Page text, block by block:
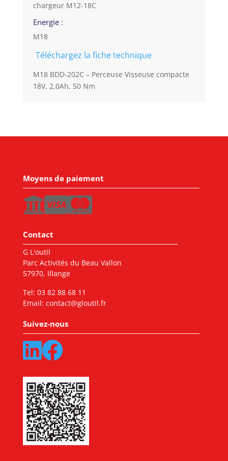
chargeur M12-18C
Energie :
M18
Téléchargez la fiche technique
M18 BDD-202C – Perceuse Visseuse compacte
18V, 2,0Ah, 50 Nm
Moyens de paiement
Contact
G L'outil
Parc Activités du Beau Vallon
57970, Illange
Tel: 03 82 88 68 11
Email: contact@gloutil.fr
Suivez-nous